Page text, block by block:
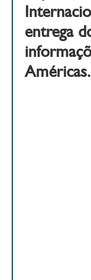
entrega
Américas.